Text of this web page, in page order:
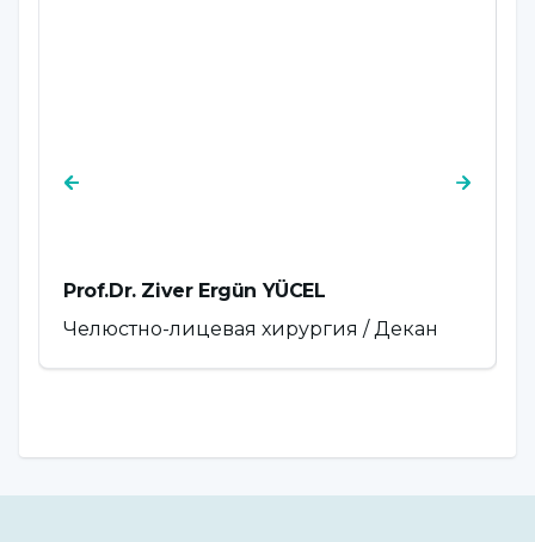
Prof.Dr. Ziver Ergün YÜCEL
Челюстно-лицевая хирургия / Декан